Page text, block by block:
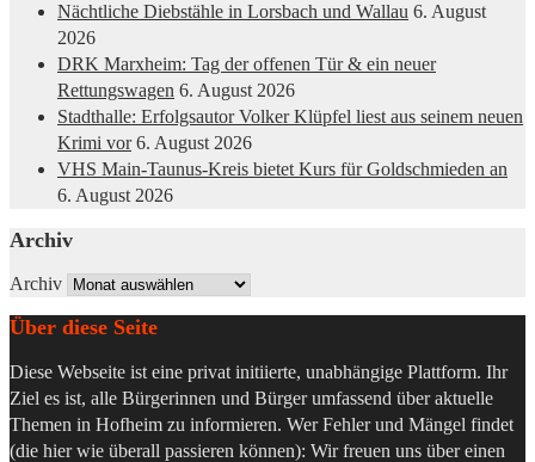
Nächtliche Diebstähle in Lorsbach und Wallau 6. August
2026
DRK Marxheim: Tag der offenen Tür & ein neuer
Rettungswagen 6. August 2026
Stadthalle: Erfolgsautor Volker Klüpfel liest aus seinem neuen
Krimi vor 6. August 2026
VHS Main-Taunus-Kreis bietet Kurs für Goldschmieden an
6. August 2026
Archiv
Archiv
Über diese Seite
Diese Webseite ist eine privat initiierte, unabhängige Plattform. Ihr
Ziel es ist, alle Bürgerinnen und Bürger umfassend über aktuelle
Themen in Hofheim zu informieren. Wer Fehler und Mängel findet
(die hier wie überall passieren können): Wir freuen uns über einen